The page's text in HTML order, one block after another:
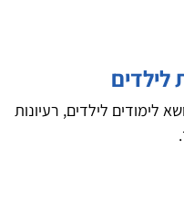
לילדים
לימודים לילדים, רעיונות